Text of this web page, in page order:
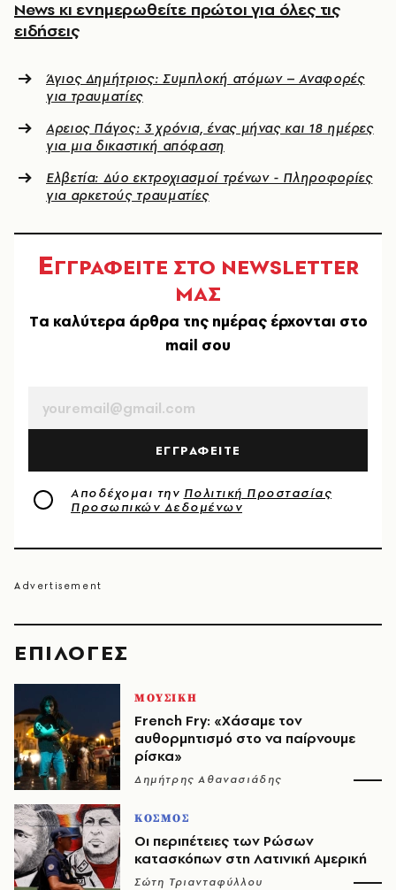
EΠΙΛΟΓΈΣ
ΜΟΥΣΙΚΗ
French Fry: «Χάσαμε τον
αυθορμητισμό στο να παίρνουμε
ρίσκα»
Δημήτρης Αθανασιάδης
ΚΟΣΜΟΣ
Οι περιπέτειες των Ρώσων
κατασκόπων στη Λατινική Αμερική
Σώτη Τριανταφύλλου
News κι ενημερωθείτε πρώτοι για όλες τις
ειδήσεις
Άγιος Δημήτριος: Συμπλοκή ατόμων – Αναφορές
για τραυματίες
Αρειος Πάγος: 3 χρόνια, ένας μήνας και 18 ημέρες
για μια δικαστική απόφαση
Ελβετία: Δύο εκτροχιασμοί τρένων - Πληροφορίες
για αρκετούς τραυματίες
ΕΓΓΡΑΦΕΙΤΕ ΣΤΟ NEWSLETTER
ΜΑΣ
Tα καλύτερα άρθρα της ημέρας έρχονται στο
mail σου
ΕΓΓΡΑΦΕΙΤΕ
Αποδέχομαι την Πολιτική Προστασίας
Προσωπικών Δεδομένων